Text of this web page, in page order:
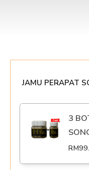
JAMU PERAPAT
3
RM